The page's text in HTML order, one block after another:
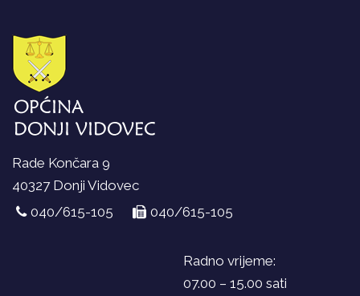
Rade Končara 9
40327 Donji Vidovec
040/615-105
040/615-105
Radno vrijeme:
07.00 – 15.00 sati